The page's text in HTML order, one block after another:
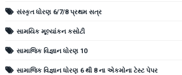
સંસ્કૃત ધોરણ 6/7/8 પ્રથમ સત્ર
સામયિક મૂલ્યાંકન કસોટી
સામાજિક વિજ્ઞાન ધોરણ 10
સામાજિક વિજ્ઞાન ધોરણ 6 થી 8 ના એકમોના ટેસ્ટ પેપર